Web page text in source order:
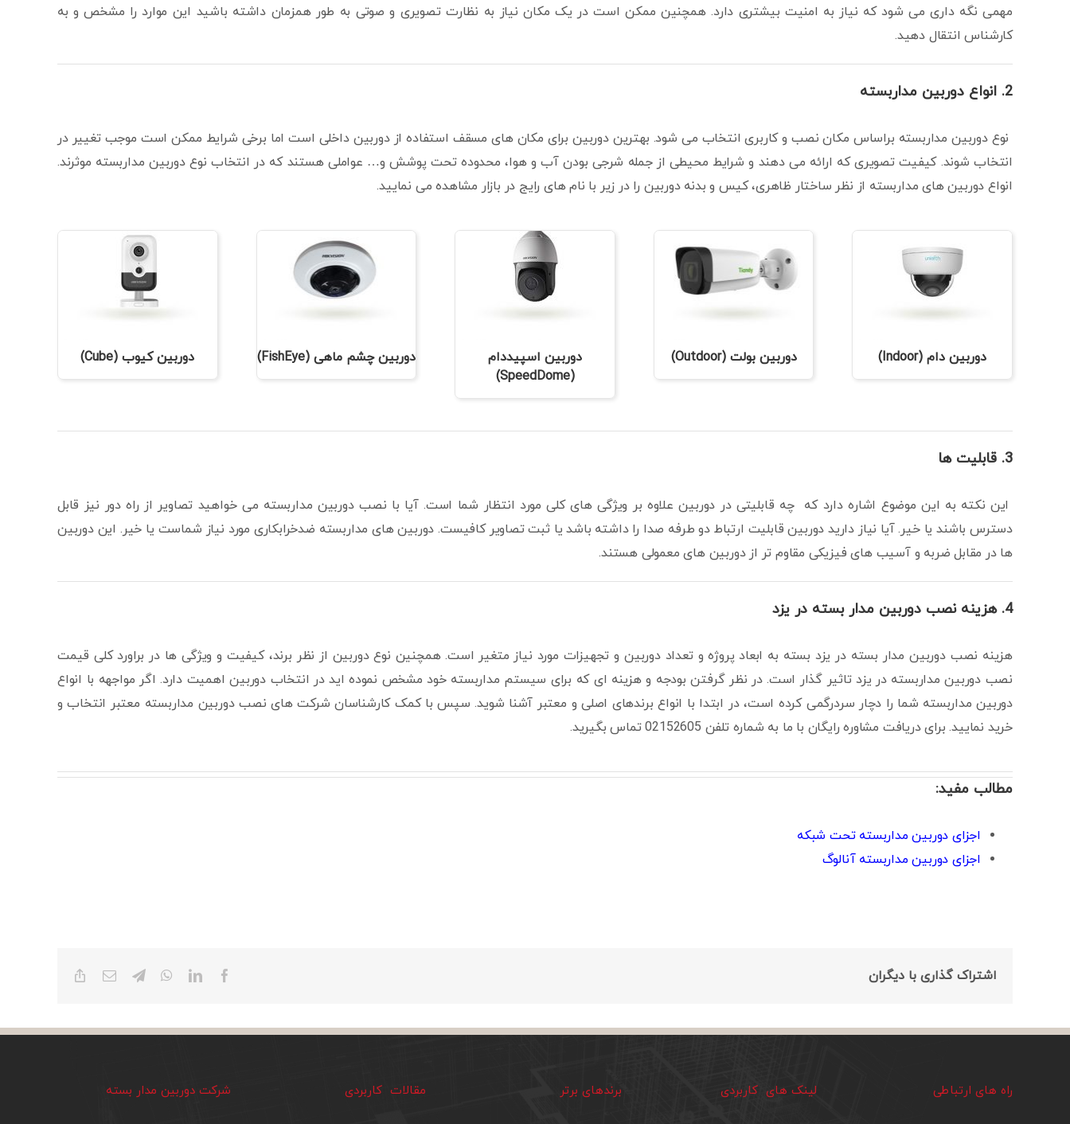
مهمی نگه داری می شود که نیاز به امنیت بیشتری دارد. همچنین ممکن است در یک مکان نیاز به نظارت تصویری و صوتی به طور همزمان داشته باشید این موارد را مشخص و به
کارشناس انتقال دهید.
2. انواع دوربین مداربسته
نوع دوربین مداربسته براساس مکان نصب و کاربری انتخاب می شود. بهترین دوربین برای مکان های مسقف استفاده از دوربین داخلی است اما برخی شرایط ممکن است موجب تغییر در
انتخاب شوند. کیفیت تصویری که ارائه می دهند و شرایط محیطی از جمله شرجی بودن آب و هوا، محدوده تحت پوشش و… عواملی هستند که در انتخاب نوع دوربین مداربسته موثرند.
انواع دوربین های مداربسته از نظر ساختار ظاهری، کیس و بدنه دوربین را در زیر با نام های رایج در بازار مشاهده می نمایید.
دوربین دام (Indoor) دوربین بولت (Outdoor)
دوربین اسپیددام
(SpeedDome)
دوربین چشم ماهی (FishEye) دوربین کیوب (Cube)
3. قابلیت ها
این نکته به این موضوع اشاره دارد که چه قابلیتی در دوربین علاوه بر ویژگی های کلی مورد انتظار شما است. آیا با نصب دوربین مداربسته می خواهید تصاویر از راه دور نیز قابل
دسترس باشند یا خیر. آیا نیاز دارید دوربین قابلیت ارتباط دو طرفه صدا را داشته باشد یا ثبت تصاویر کافیست. دوربین های مداربسته ضدخرابکاری مورد نیاز شماست یا خیر. این دوربین
ها در مقابل ضربه و آسیب های فیزیکی مقاوم تر از دوربین های معمولی هستند.
4. هزینه نصب دوربین مدار بسته در یزد
هزینه نصب دوربین مدار بسته در یزد بسته به ابعاد پروژه و تعداد دوربین و تجهیزات مورد نیاز متغیر است. همچنین نوع دوربین از نظر برند، کیفیت و ویژگی ها در براورد کلی قیمت
نصب دوربین مداربسته در یزد تاثیر گذار است. در نظر گرفتن بودجه و هزینه ای که برای سیستم مداربسته خود مشخص نموده اید در انتخاب دوربین اهمیت دارد. اگر مواجهه با انواع
دوربین مداربسته شما را دچار سردرگمی کرده است، در ابتدا با انواع برندهای اصلی و معتبر آشنا شوید. سپس با کمک کارشناسان شرکت های نصب دوربین مداربسته معتبر انتخاب و
خرید نمایید. برای دریافت مشاوره رایگان با ما به شماره تلفن 02152605 تماس بگیرید.
مطالب مفید:
اجزای دوربین مداربسته تحت شبکه
اجزای دوربین مداربسته آنالوگ
اشتراک گذاری با دیگران Facebook
LinkedIn
WhatsApp
Telegram
Email
راه های ارتباطی لینک های کاربردی برندهای برتر مقالات کاربردی شرکت دوربین مدار بسته